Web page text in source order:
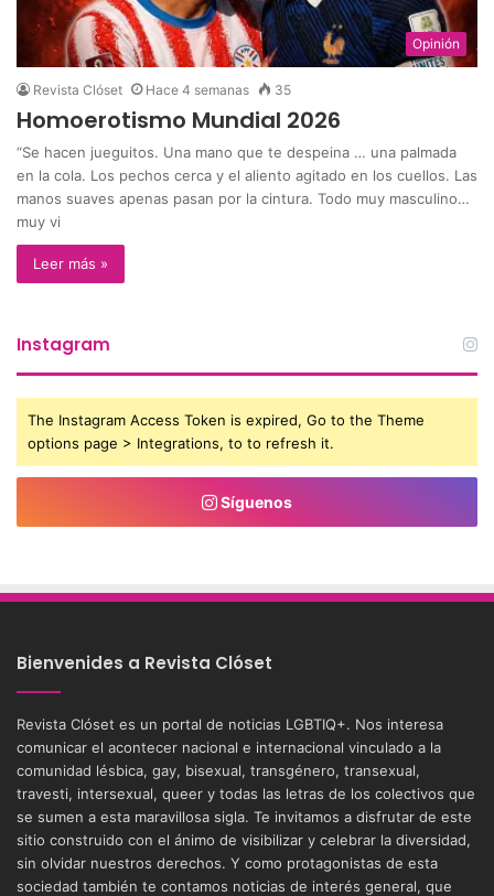
Opinión
Revista Clóset Hace 4 semanas 35
Homoerotismo Mundial 2026
“Se hacen jueguitos. Una mano que te despeina … una palmada
en la cola. Los pechos cerca y el aliento agitado en los cuellos. Las
manos suaves apenas pasan por la cintura. Todo muy masculino…
muy vi
Leer más »
Instagram
The Instagram Access Token is expired, Go to the Theme
options page > Integrations, to to refresh it.
Síguenos
Bienvenides a Revista Clóset
Revista Clóset es un portal de noticias LGBTIQ+. Nos interesa
comunicar el acontecer nacional e internacional vinculado a la
comunidad lésbica, gay, bisexual, transgénero, transexual,
travesti, intersexual, queer y todas las letras de los colectivos que
se sumen a esta maravillosa sigla. Te invitamos a disfrutar de este
sitio construido con el ánimo de visibilizar y celebrar la diversidad,
sin olvidar nuestros derechos. Y como protagonistas de esta
sociedad también te contamos noticias de interés general, que